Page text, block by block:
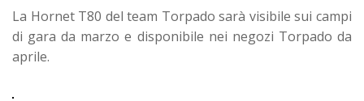
La Hornet T80 del team Torpado sarà visibile sui campi
di gara da marzo e disponibile nei negozi Torpado da
aprile.